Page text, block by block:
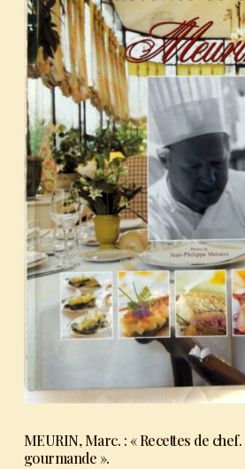
MEURIN, Marc. : « Recettes de chef.
gourmande ».